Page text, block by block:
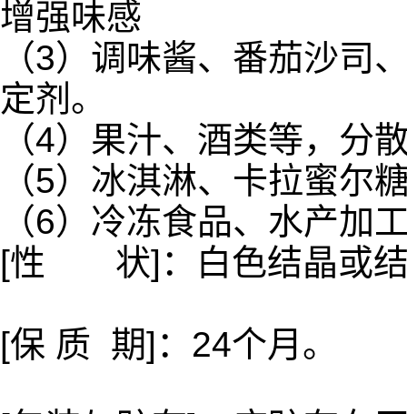
增强味感
（3）调味酱、番茄沙司
定剂。
（4）果汁、酒类等，分
（5）冰淇淋、卡拉蜜尔
（6）冷冻食品、水产加
[性 状]：白色结晶或结
[保 质 期]：24个月。